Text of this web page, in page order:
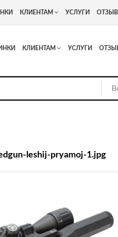
Москва, Люберцы,
КЛИЕНТАМ УСЛУГИ
КЛИЕНТАМ УСЛУГИ
leshij-pryamoj-1.jpg